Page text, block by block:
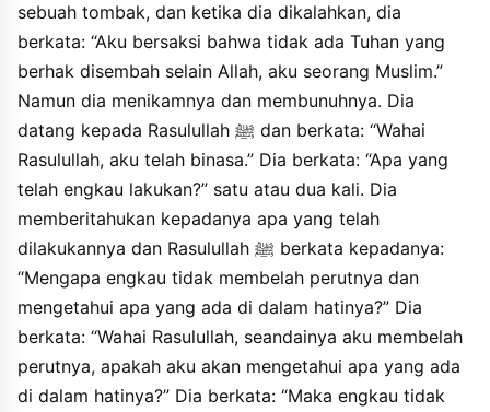
sebuah tombak, dan ketika dia dikalahkan, dia
berkata: “Aku bersaksi bahwa tidak ada Tuhan yang
berhak disembah selain Allah, aku seorang Muslim.”
Namun dia menikamnya dan membunuhnya. Dia
datang kepada Rasulullah ﷺ dan berkata: “Wahai
Rasulullah, aku telah binasa.” Dia berkata: “Apa yang
telah engkau lakukan?” satu atau dua kali. Dia
memberitahukan kepadanya apa yang telah
dilakukannya dan Rasulullah ﷺ berkata kepadanya:
“Mengapa engkau tidak membelah perutnya dan
mengetahui apa yang ada di dalam hatinya?” Dia
berkata: “Wahai Rasulullah, seandainya aku membelah
perutnya, apakah aku akan mengetahui apa yang ada
di dalam hatinya?” Dia berkata: “Maka engkau tidak